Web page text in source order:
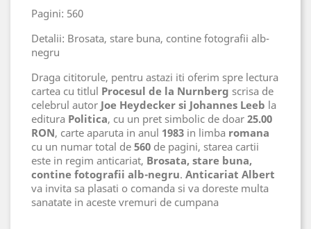
Pagini: 560
Detalii: Brosata, stare buna, contine fotografii alb-
negru
Draga cititorule, pentru astazi iti oferim spre lectura
cartea cu titlul Procesul de la Nurnberg scrisa de
celebrul autor Joe Heydecker si Johannes Leeb la
editura Politica, cu un pret simbolic de doar 25.00
RON, carte aparuta in anul 1983 in limba romana
cu un numar total de 560 de pagini, starea cartii
este in regim anticariat, Brosata, stare buna,
contine fotografii alb-negru. Anticariat Albert
va invita sa plasati o comanda si va doreste multa
sanatate in aceste vremuri de cumpana